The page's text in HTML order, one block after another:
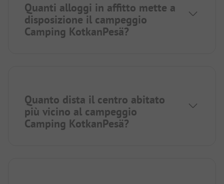
Quanti alloggi in affitto mette a
disposizione il campeggio
Camping KotkanPesä?
Quanto dista il centro abitato
più vicino al campeggio
Camping KotkanPesä?